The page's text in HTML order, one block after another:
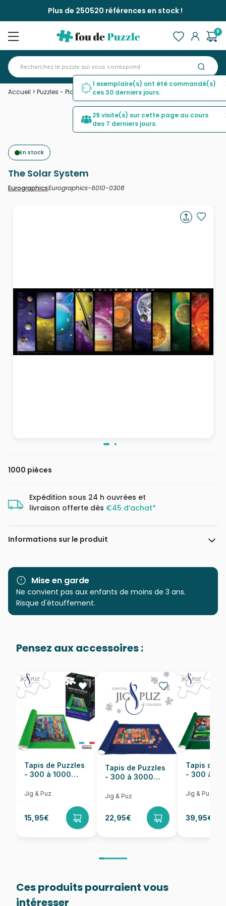
Plus de 250520 références en stock !
0
Accueil > Puzzles - Planètes, Soleil, Lune>The Solar System
En stock
The Solar System
EurographicsEurographics-6010-0308
1000 pièces
Expédition sous 24 h ouvrées et
livraison offerte dès €45 d’achat*
Informations sur le produit
Marque Eurographics
Catégorie
Puzzles - Planètes, Soleil,
EAN 628136503082
Nombre de pièces 1000 pièces
Dimensions 99 x 33 cm
Mise en garde
Ne convient pas aux enfants de moins de 3 ans.
Risque d'étouffement.
Pensez aux accessoires :
Tapis de Puzzles
- 300 à 1000
Jig & Puz
15,95€
Tapis de Puzzles
- 300 à 3000
Jig & Puz
22,95€
Tapis de
- 300 à
Jig & Puz
39,95€
Ces produits pourraient vous
intéresser
1 exemplaire(s) ont été commandé(s)
ces 30 derniers jours.
29 visite(s) sur cette page au cours
des 7 derniers jours.